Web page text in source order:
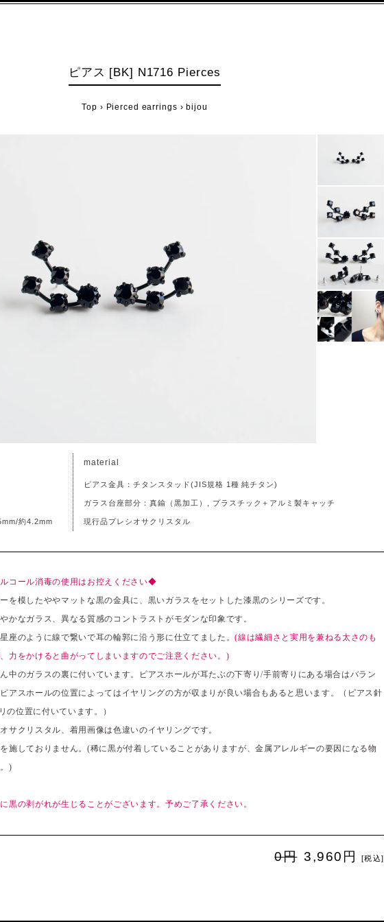
ピアス [BK] N1716 Pierces
Top › Pierced earrings ›bijou
約4.2mm
material
ピアス金具：チタンスタッド(JIS規格 1種 純チタン)
ガラス台座部分：真鍮（黒加工）, プラスチック＋アルミ製キャッチ
現行品プレシオサクリスタル
コール消毒の使用はお控えください◆
を模したややマットな黒の金具に、黒いガラスをセットした漆黒のシリーズです。
かなガラス、異なる質感のコントラストがモダンな印象です。
座のように線で繋いで耳の輪郭に沿う形に仕立てました。(線は繊細さと実用を兼ねる太さのも
力をかけると曲がってしまいますのでご注意ください。)
中のガラスの裏に付いています。ピアスホールが耳たぶの下寄り/手前寄りにある場合はバラン
アスホールの位置によってはイヤリングの方が収まりが良い場合もあると思います。（ピアス針
の位置に付いています。）
サクリスタル、着用画像は色違いのイヤリングです。
施しておりません。(稀に黒が付着していることがありますが、金属アレルギーの要因になる物
)
黒の剥がれが生じることがございます。予めご了承ください。
0円 3,960円 [税込]